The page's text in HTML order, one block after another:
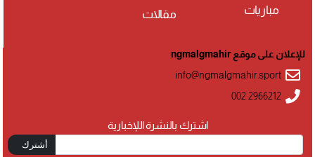
مباريات مقالات
اشترك بالنشرة اللإخبارية
أشترك
للإعلان على موقع ngmalgmahir
info@ngmalgmahir.sport
002 2966212